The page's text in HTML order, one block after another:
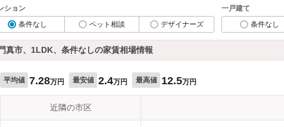
ション
条件なし
ペット相談 デザイナーズ
一戸建て
条件なし
真市、1LDK、条件なしの家賃相場情報
平均値 7.28万円 最安値 2.4万円 最高値 12.5万円
近隣の市区